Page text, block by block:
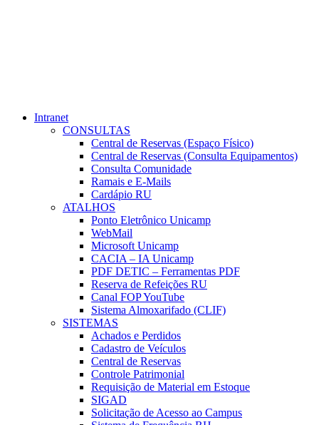
Intranet
CONSULTAS
Central de Reservas (Espaço Físico)
Central de Reservas (Consulta Equipamentos)
Consulta Comunidade
Ramais e E-Mails
Cardápio RU
ATALHOS
Ponto Eletrônico Unicamp
WebMail
Microsoft Unicamp
CACIA – IA Unicamp
PDF DETIC – Ferramentas PDF
Reserva de Refeições RU
Canal FOP YouTube
Sistema Almoxarifado (CLIF)
SISTEMAS
Achados e Perdidos
Cadastro de Veículos
Central de Reservas
Controle Patrimonial
Requisição de Material em Estoque
SIGAD
Solicitação de Acesso ao Campus